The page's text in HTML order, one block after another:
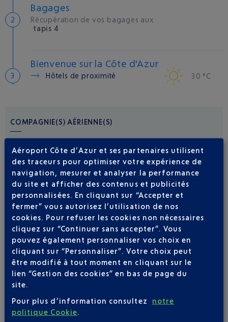
Bagages
Récupération de vos bagages aux
tapis 4
Bienvenue sur la Côte d'Azur
Hôtels de proximité 30 °C
COMPAGNIE(S) AÉRIENNE(S)
EASYJET
Soyez notifié(e) de
toutes les évolutions
pour ce vol
Aéroport Côte d’Azur et ses partenaires utilisent
des traceurs pour optimiser votre expérience de
navigation, mesurer et analyser la performance
du site et afficher des contenus et publicités
personnalisées. En cliquant sur “Accepter et
fermer” vous autorisez l’utilisation de nos
cookies. Pour refuser les cookies non nécessaires
cliquez sur “Continuer sans accepter”. Vous
pouvez également personnaliser vos choix en
cliquant sur “Personnaliser”. Votre choix peut
être modifié à tout moment en cliquant sur le
lien “Gestion des cookies” en bas de page du
site.
Pour plus d’information consultez
notre
politique Cookie